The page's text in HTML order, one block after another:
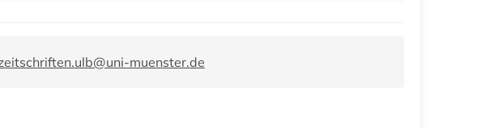
muenster.de